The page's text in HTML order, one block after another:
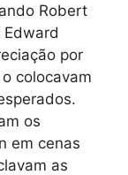
Robert
por
colocavam
os
em cenas
as